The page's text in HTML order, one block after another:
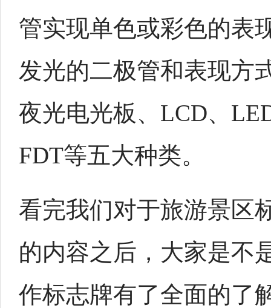
管实现单色或彩色的表
发光的二极管和表现方
夜光电光板、LCD、
FDT等五大种类。
看完我们对于旅游景区
的内容之后，大家是不
作标志牌有了全面的了